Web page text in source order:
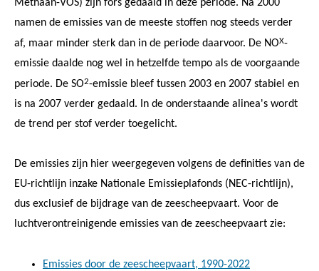
Methaan-VOS) zijn fors gedaald in deze periode. Na 2000
namen de emissies van de meeste stoffen nog steeds verder
af, maar minder sterk dan in de periode daarvoor. De NOX-
emissie daalde nog wel in hetzelfde tempo als de voorgaande
periode. De SO2-emissie bleef tussen 2003 en 2007 stabiel en
is na 2007 verder gedaald. In de onderstaande alinea's wordt
de trend per stof verder toegelicht.
De emissies zijn hier weergegeven volgens de definities van de
EU-richtlijn inzake Nationale Emissieplafonds (NEC-richtlijn),
dus exclusief de bijdrage van de zeescheepvaart. Voor de
luchtverontreinigende emissies van de zeescheepvaart zie:
Emissies door de zeescheepvaart, 1990-2022